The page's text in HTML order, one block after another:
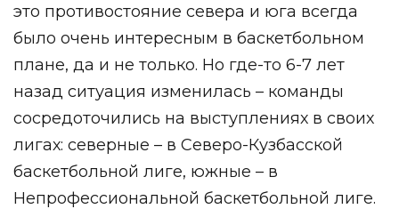
это противостояние севера и юга всегда
было очень интересным в баскетбольном
плане, да и не только. Но где-то 6-7 лет
назад ситуация изменилась – команды
сосредоточились на выступлениях в своих
лигах: северные ­­– в Северо-Кузбасской
баскетбольной лиге, южные – в
Непрофессиональной баскетбольной лиге.